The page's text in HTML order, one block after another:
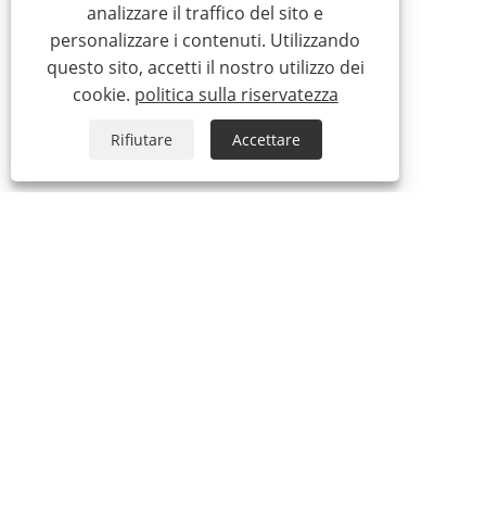
analizzare il traffico del sito e
personalizzare i contenuti. Utilizzando
questo sito, accetti il ​​nostro utilizzo dei
cookie. politica sulla riservatezza
Rifiutare Accettare